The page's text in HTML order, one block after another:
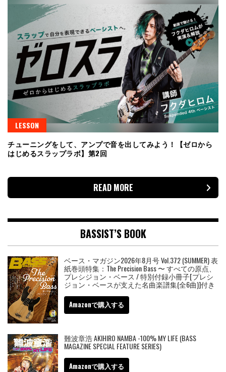
LESSON
チューニングをして、アンプで音を出してみよう！【ゼロから
はじめるスラップラボ】第2回
READ MORE
BASSIST’S BOOK
ベース・マガジン2026年8月号 Vol.372 (SUMMER) 表
紙巻頭特集：The Precision Bass 〜 すべての原点、
プレシジョン・ベース / 特別付録小冊子[プレシ
ジョン・ベースが支えた名曲楽譜集(全6曲)]付き
Amazonで購入する
難波章浩 AKIHIRO NAMBA -100% MY LIFE (BASS
MAGAZINE SPECIAL FEATURE SERIES)
Amazonで購入する